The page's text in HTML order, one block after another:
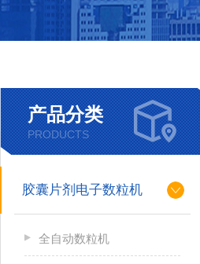
产品分类
PRODUCTS
胶囊片剂电子数粒机
全自动数粒机